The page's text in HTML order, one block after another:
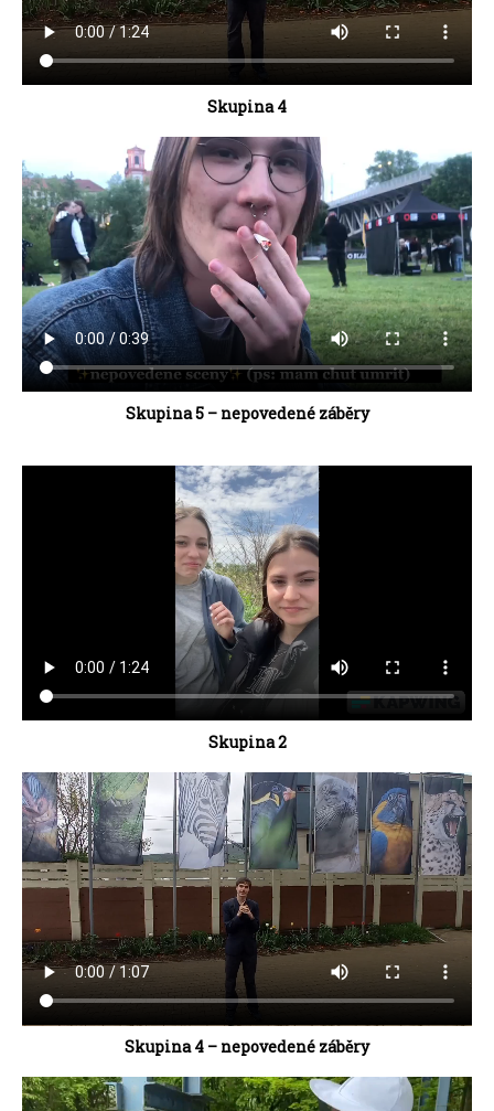
Skupina 4
Skupina 5 – nepovedené záběry
Skupina 2
Skupina 4 – nepovedené záběry